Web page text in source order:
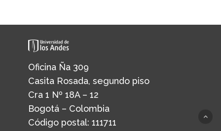
Oficina Ña 309
Casita Rosada, segundo piso
Cra 1 Nº 18A – 12
Bogotá – Colombia
Código postal: 111711